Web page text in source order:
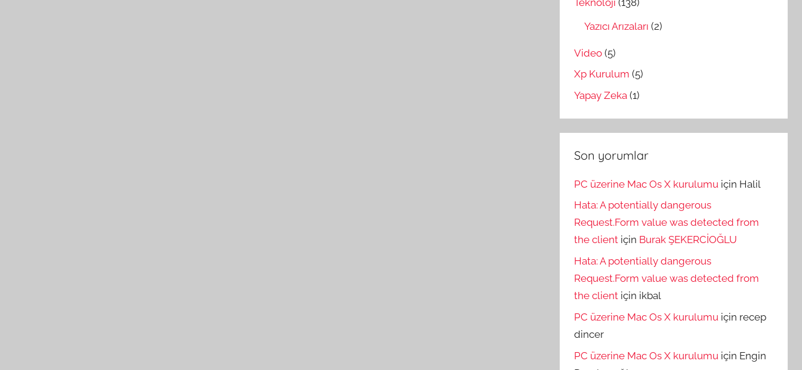
Yazıcı Arızaları (2)
Video (5)
Xp Kurulum (5)
Yapay Zeka (1)
Son yorumlar
PC üzerine Mac Os X kurulumu için Halil
Hata: A potentially dangerous
Request.Form value was detected from
the client için Burak ŞEKERCİOĞLU
Hata: A potentially dangerous
Request.Form value was detected from
the client için ikbal
PC üzerine Mac Os X kurulumu için recep
dincer
PC üzerine Mac Os X kurulumu için Engin